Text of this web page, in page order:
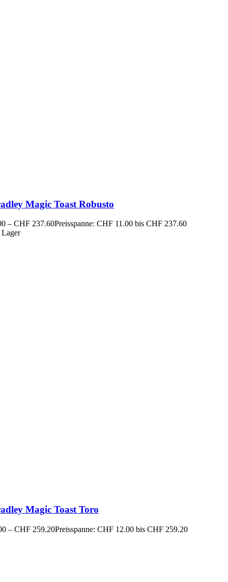
Magic Toast Robusto
– CHF 237.60Preisspanne: CHF 11.00 bis CHF 237.60
Magic Toast Toro
– CHF 259.20Preisspanne: CHF 12.00 bis CHF 259.20